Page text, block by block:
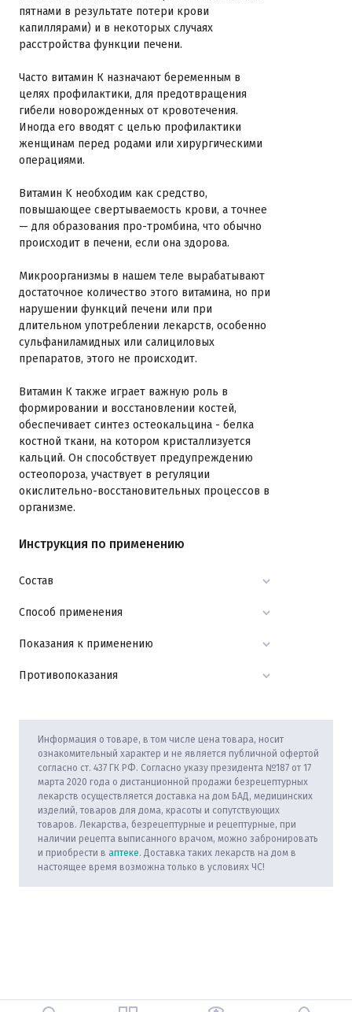
пятнами в результате потери крови
капиллярами) и в некоторых случаях
расстройства функции печени.
Часто витамин К назначают беременным в
целях профилактики, для предотвращения
гибели новорожденных от кровотечения.
Иногда его вводят с целью профилактики
женщинам перед родами или хирургическими
операциями.
Витамин K необходим как средство,
повышающее свертываемость крови, а точнее
— для образования про-тромбина, что обычно
происходит в печени, если она здорова.
Микроорганизмы в нашем теле вырабатывают
достаточное количество этого витамина, но при
нарушении функций печени или при
длительном употреблении лекарств, особенно
сульфаниламидных или салициловых
препаратов, этого не происходит.
Витамин К также играет важную роль в
формировании и восстановлении костей,
обеспечивает синтез остеокальцина - белка
костной ткани, на котором кристаллизуется
кальций. Он способствует предупреждению
остеопороза, участвует в регуляции
окислительно-восстановительных процессов в
организме.
Инструкция по применению
Состав
Способ применения
Показания к применению
Противопоказания
Информация о товаре, в том числе цена товара, носит
ознакомительный характер и не является публичной офертой
согласно ст. 437 ГК РФ. Согласно указу президента №187 от 17
марта 2020 года о дистанционной продажи безрецептурных
лекарств осуществляется доставка на дом БАД, медицинских
изделий, товаров для дома, красоты и сопутствующих
товаров. Лекарства, безрецептурные и рецептурные, при
наличии рецепта выписанного врачом, можно забронировать
и приобрести в аптеке. Доставка таких лекарств на дом в
настоящее время возможна только в условиях ЧС!